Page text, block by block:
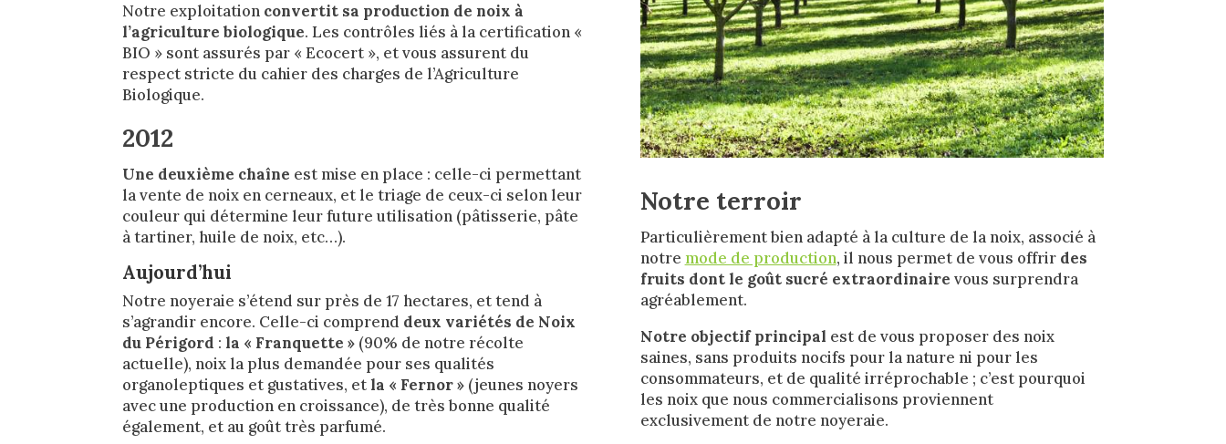
Notre exploitation convertit sa production de noix à
l’agriculture biologique. Les contrôles liés à la certification «
BIO » sont assurés par « Ecocert », et vous assurent du
respect stricte du cahier des charges de l’Agriculture
Biologique.
2012
Une deuxième chaîne est mise en place : celle-ci permettant
la vente de noix en cerneaux, et le triage de ceux-ci selon leur
couleur qui détermine leur future utilisation (pâtisserie, pâte
à tartiner, huile de noix, etc…).
Aujourd’hui
Notre noyeraie s’étend sur près de 17 hectares, et tend à
s’agrandir encore. Celle-ci comprend deux variétés de Noix
du Périgord :la « Franquette » (90% de notre récolte
actuelle), noix la plus demandée pour ses qualités
organoleptiques et gustatives, etla « Fernor » (jeunes noyers
avec une production en croissance), de très bonne qualité
également, et au goût très parfumé.
Notre terroir
Particulièrement bien adapté à la culture de la noix, associé à
notre mode de production, il nous permet de vous offrir des
fruits dont le goût sucré extraordinaire vous surprendra
agréablement.
Notre objectif principal est de vous proposer des noix
saines, sans produits nocifs pour la nature ni pour les
consommateurs, et de qualité irréprochable ; c’est pourquoi
les noix que nous commercialisons proviennent
exclusivement de notre noyeraie.